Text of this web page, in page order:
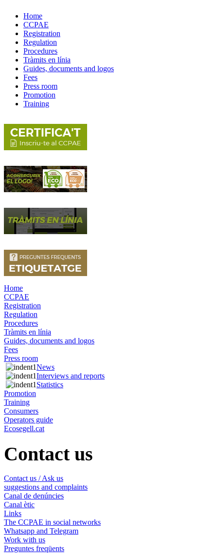
Home
CCPAE
Registration
Regulation
Procedures
Tràmits en línia
Guides, documents and logos
Fees
Press room
Promotion
Training
Home
CCPAE
Registration
Regulation
Procedures
Tràmits en línia
Guides, documents and logos
Fees
Press room
News
Interviews and reports
Statistics
Promotion
Training
Consumers
Operators guide
Ecosegell.cat
Contact us
Contact us / Ask us
suggestions and complaints
Canal de denúncies
Canal ètic
Links
The CCPAE in social networks
Whatsapp and Telegram
Work with us
Preguntes freqüents